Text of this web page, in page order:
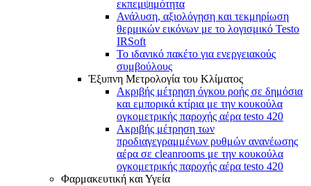
εκπεμψιμότητα
Ανάλυση, αξιολόγηση και τεκμηρίωση
θερμικών εικόνων με το λογισμικό Testo
IRSoft
Το ιδανικό πακέτο για ενεργειακούς
συμβούλους
Έξυπνη Μετρολογία του Κλίματος
Ακριβής μέτρηση όγκου ροής σε δημόσια
και εμπορικά κτίρια με την κουκούλα
ογκομετρικής παροχής αέρα testo 420
Ακριβής μέτρηση των
προδιαγεγραμμένων ρυθμών ανανέωσης
αέρα σε cleanrooms με την κουκούλα
ογκομετρικής παροχής αέρα testo 420
Φαρμακευτική και Υγεία